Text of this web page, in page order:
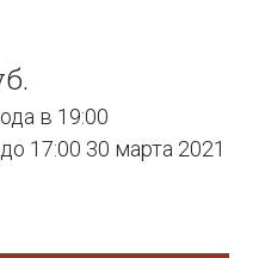
в 19:00
17:00 30 марта 2021